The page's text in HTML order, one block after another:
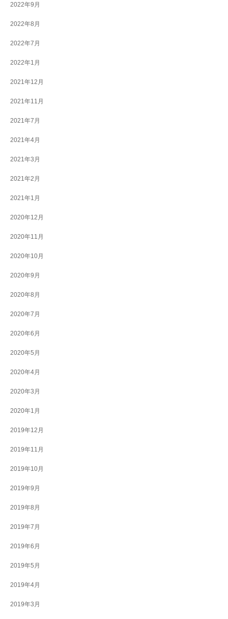
2022年9月
2022年8月
2022年7月
2022年1月
2021年12月
2021年11月
2021年7月
2021年4月
2021年3月
2021年2月
2021年1月
2020年12月
2020年11月
2020年10月
2020年9月
2020年8月
2020年7月
2020年6月
2020年5月
2020年4月
2020年3月
2020年1月
2019年12月
2019年11月
2019年10月
2019年9月
2019年8月
2019年7月
2019年6月
2019年5月
2019年4月
2019年3月